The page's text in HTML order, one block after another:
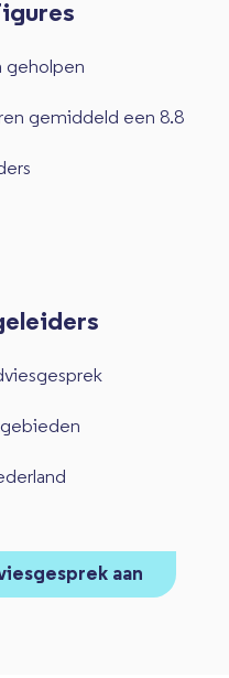
geholpen
gemiddeld een 8.8
aan